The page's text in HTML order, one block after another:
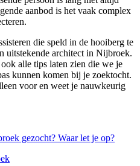
aanbod is het vaak complex
die speld in de hooiberg te
uitstekende architect in Nijbroek.
alle tips laten zien die we je
kunnen komen bij je zoektocht.
voor en weet je nauwkeurig
gezocht? Waar let je op?